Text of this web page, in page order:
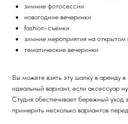
зимние фотосессии
новогодние вечеринки
fashion-съёмки
зимние мероприятия на открытом
тематические вечеринки
Вы можете взять эту шапку в аренду
идеальный вариант, если аксессуар
Студия обеспечивает бережный уход
примерить несколько вариантов